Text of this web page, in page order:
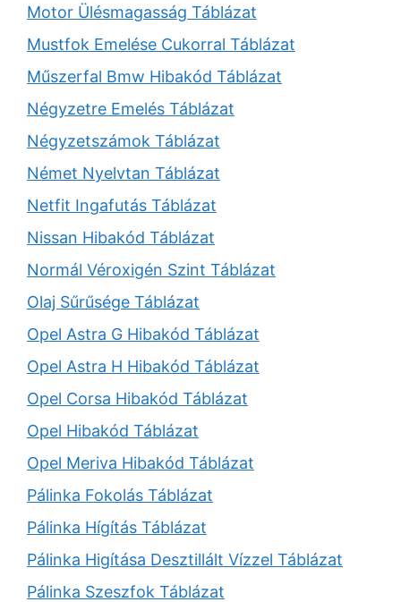
Motor Ülésmagasság Táblázat
Mustfok Emelése Cukorral Táblázat
Műszerfal Bmw Hibakód Táblázat
Négyzetre Emelés Táblázat
Négyzetszámok Táblázat
Német Nyelvtan Táblázat
Netfit Ingafutás Táblázat
Nissan Hibakód Táblázat
Normál Véroxigén Szint Táblázat
Olaj Sűrűsége Táblázat
Opel Astra G Hibakód Táblázat
Opel Astra H Hibakód Táblázat
Opel Corsa Hibakód Táblázat
Opel Hibakód Táblázat
Opel Meriva Hibakód Táblázat
Pálinka Fokolás Táblázat
Pálinka Hígítás Táblázat
Pálinka Higítása Desztillált Vízzel Táblázat
Pálinka Szeszfok Táblázat